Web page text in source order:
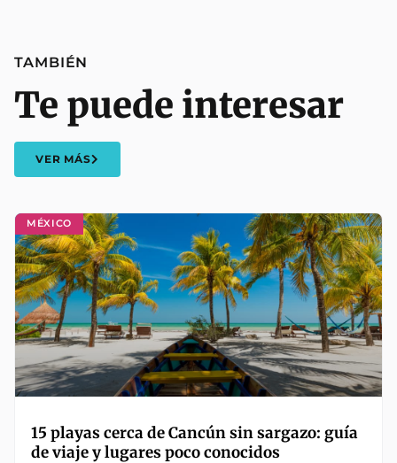
MÉXICO
15 playas cerca de Cancún sin sargazo: guía
de viaje y lugares poco conocidos
TAMBIÉN
Te puede interesar
VER MÁS